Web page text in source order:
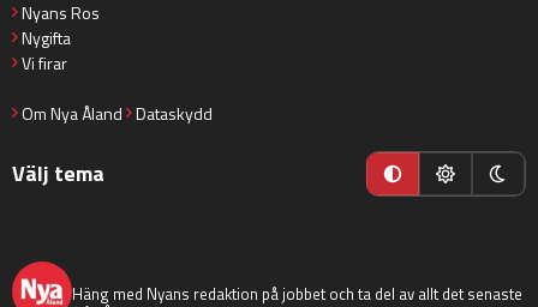
Nyans Ros
Nygifta
Vi firar
Om Nya Åland Dataskydd
Välj tema
Häng med Nyans redaktion på jobbet och ta del av allt det senaste